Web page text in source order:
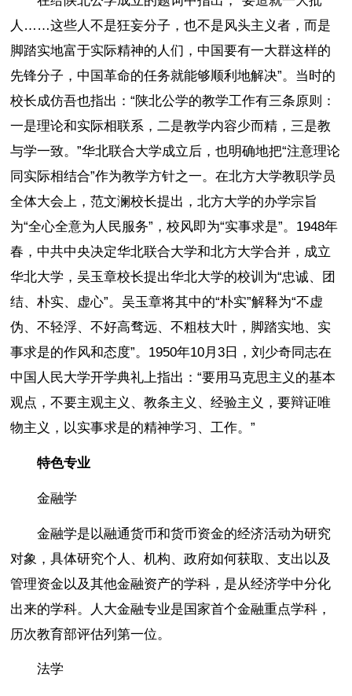
人……这些人不是狂妄分子，也不是风头主义者，而是
脚踏实地富于实际精神的人们，中国要有一大群这样的
先锋分子，中国革命的任务就能够顺利地解决”。当时的
校长成仿吾也指出：“陕北公学的教学工作有三条原则：
一是理论和实际相联系，二是教学内容少而精，三是教
与学一致。”华北联合大学成立后，也明确地把“注意理论
同实际相结合”作为教学方针之一。在北方大学教职学员
全体大会上，范文澜校长提出，北方大学的办学宗旨
为“全心全意为人民服务”，校风即为“实事求是”。1948年
春，中共中央决定华北联合大学和北方大学合并，成立
华北大学，吴玉章校长提出华北大学的校训为“忠诚、团
结、朴实、虚心”。吴玉章将其中的“朴实”解释为“不虚
伪、不轻浮、不好高骛远、不粗枝大叶，脚踏实地、实
事求是的作风和态度”。1950年10月3日，刘少奇同志在
中国人民大学开学典礼上指出：“要用马克思主义的基本
观点，不要主观主义、教条主义、经验主义，要辩证唯
物主义，以实事求是的精神学习、工作。”
特色专业
金融学
金融学是以融通货币和货币资金的经济活动为研究
对象，具体研究个人、机构、政府如何获取、支出以及
管理资金以及其他金融资产的学科，是从经济学中分化
出来的学科。人大金融专业是国家首个金融重点学科，
历次教育部评估列第一位。
法学